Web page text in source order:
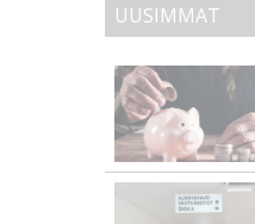
UUSIMMAT